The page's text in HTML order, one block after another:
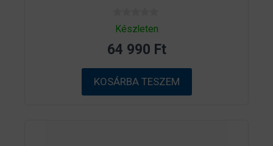
0
a
5
b
ő
l
Készleten
64 990 Ft
KOSÁRBA TESZEM